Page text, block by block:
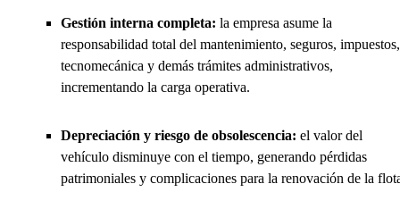
Gestión interna completa: la empresa asume la
responsabilidad total del mantenimiento, seguros, impuestos,
tecnomecánica y demás trámites administrativos,
incrementando la carga operativa.
Depreciación y riesgo de obsolescencia: el valor del
vehículo disminuye con el tiempo, generando pérdidas
patrimoniales y complicaciones para la renovación de la